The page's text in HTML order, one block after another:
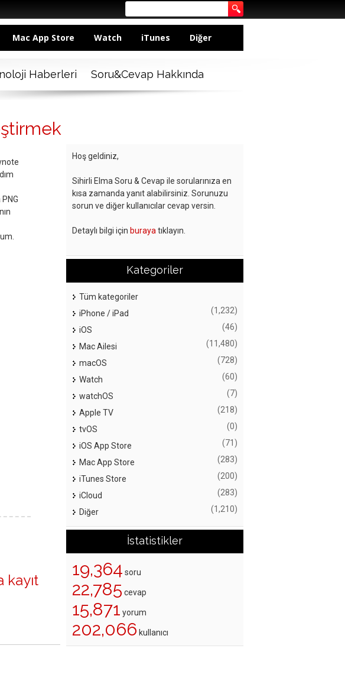
Mac App Store Watch iTunes Diğer
Haberleri Soru&Cevap Hakkında
kayıt
Hoş geldiniz,
Sihirli Elma Soru & Cevap ile sorularınıza en
kısa zamanda yanıt alabilirsiniz. Sorunuzu
sorun ve diğer kullanıcılar cevap versin.
Detaylı bilgi için buraya tıklayın.
Kategoriler
Tüm kategoriler
iPhone / iPad
(1,232)
iOS (46)
Mac Ailesi (11,480)
macOS (728)
Watch (60)
watchOS (7)
Apple TV (218)
tvOS (0)
iOS App Store (71)
Mac App Store (283)
iTunes Store (200)
iCloud (283)
Diğer (1,210)
İstatistikler
19,364 soru
22,785 cevap
15,871 yorum
202,066 kullanıcı